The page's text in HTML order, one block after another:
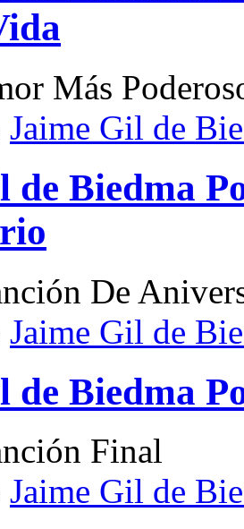
Más
Jaime Gil de
de Biedma
De
Jaime Gil de
de Biedma
Final
Jaime Gil de